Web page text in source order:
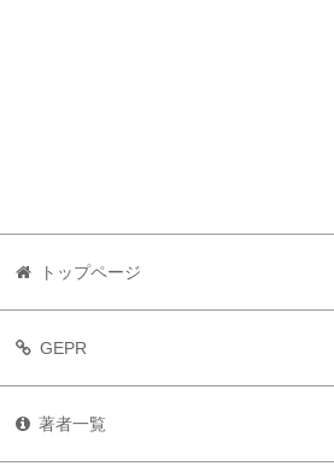
トップページ
GEPR
著者一覧